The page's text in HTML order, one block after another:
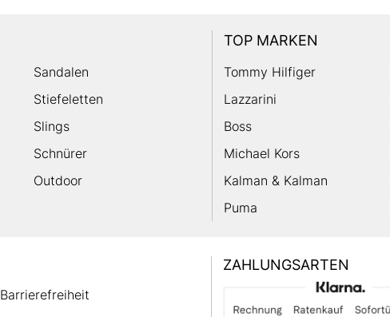
Sandalen
Stiefeletten
Slings
Schnürer
Outdoor
TOP MARKEN
Tommy Hilfiger
Lazzarini
Boss
Michael Kors
Kalman & Kalman
Puma
Barrierefreiheit
ZAHLUNGSARTEN